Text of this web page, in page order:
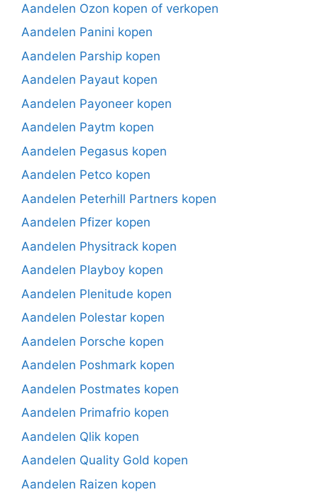
Aandelen Ozon kopen of verkopen
Aandelen Panini kopen
Aandelen Parship kopen
Aandelen Payaut kopen
Aandelen Payoneer kopen
Aandelen Paytm kopen
Aandelen Pegasus kopen
Aandelen Petco kopen
Aandelen Peterhill Partners kopen
Aandelen Pfizer kopen
Aandelen Physitrack kopen
Aandelen Playboy kopen
Aandelen Plenitude kopen
Aandelen Polestar kopen
Aandelen Porsche kopen
Aandelen Poshmark kopen
Aandelen Postmates kopen
Aandelen Primafrio kopen
Aandelen Qlik kopen
Aandelen Quality Gold kopen
Aandelen Raizen kopen